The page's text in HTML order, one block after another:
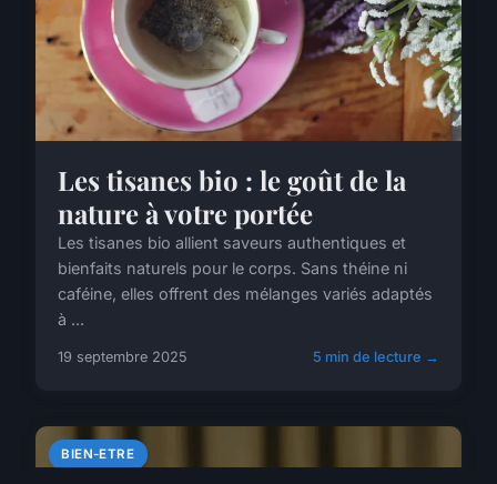
Les tisanes bio : le goût de la
nature à votre portée
Les tisanes bio allient saveurs authentiques et
bienfaits naturels pour le corps. Sans théine ni
caféine, elles offrent des mélanges variés adaptés
à ...
19 septembre 2025 5 min de lecture →
BIEN-ETRE